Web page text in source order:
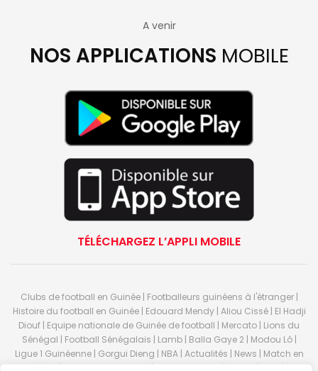
A venir
NOS APPLICATIONS MOBILE
TÉLÉCHARGEZ L’APPLI MOBILE
Clubs de football en Guinée | Footballeurs guinéens à l'étranger |
Histoire du football en Guinée | Edouard Mendy | Aliou Cissé | El Hadji
Diouf | Equipe nationale de Guinée de football | Mercato | Lions du
Sénégal | Football Sénégalais | Lamb | Balla Gaye 2 | Modou Lô |
Ligue 1 Guinéenne | Gorgui Dieng | NBA | Actualités | News | Match en
direct | But | Actualité au Guinée | Premier League | Ligue 1 | Liga | Serie